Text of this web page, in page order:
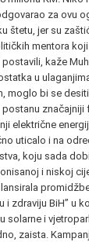
za ovu
štetu, jer su
mentora koji
kaže
u
moglo bi se
značajniji
električne
uticalo i na
koju sada
i niskoj
i zdraviju BiH” u
solarne i
zaista.